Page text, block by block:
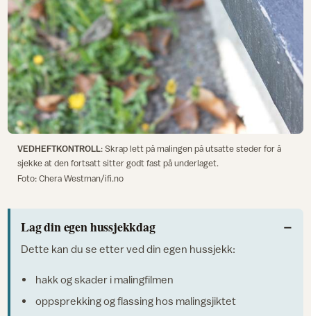
VEDHEFTKONTROLL: Skrap lett på malingen på utsatte steder for å
sjekke at den fortsatt sitter godt fast på underlaget.
Foto: Chera Westman/ifi.no
Lag din egen hussjekkdag
Dette kan du se etter ved din egen hussjekk:
hakk og skader i malingfilmen
oppsprekking og flassing hos malingsjiktet